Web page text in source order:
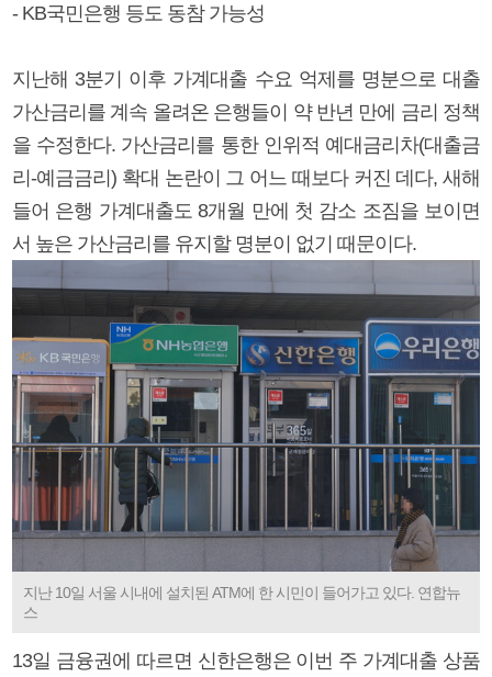
- KB국민은행 등도 동참 가능성
지난해 3분기 이후 가계대출 수요 억제를 명분으로 대출
가산금리를 계속 올려온 은행들이 약 반년 만에 금리 정책
을 수정한다. 가산금리를 통한 인위적 예대금리차(대출금
리-예금금리) 확대 논란이 그 어느 때보다 커진 데다, 새해
들어 은행 가계대출도 8개월 만에 첫 감소 조짐을 보이면
서 높은 가산금리를 유지할 명분이 없기 때문이다.
지난 10일 서울 시내에 설치된 ATM에 한 시민이 들어가고 있다. 연합뉴
스
13일 금융권에 따르면 신한은행은 이번 주 가계대출 상품